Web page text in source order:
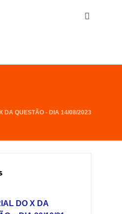
DA QUESTÃO - DIA 14/08/2023
DO X DA